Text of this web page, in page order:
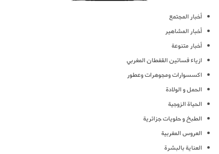
أخبار المجتمع
أخبار المشاهير
أخبار متنوعة
ازياء فساتين القفطان المغربي
اكسسوارات ومجوهرات وعطور
الحمل و الولادة
الحياة الزوجية
الطبخ و حلويات جزائرية
العروس المغربية
العناية بالبشرة